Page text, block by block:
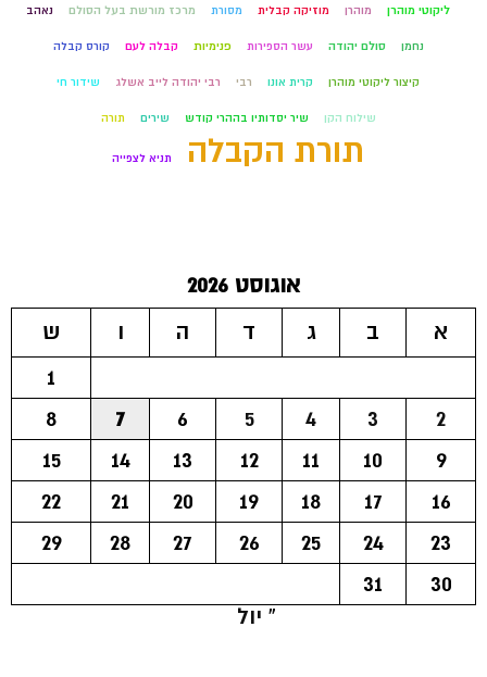
ליקוטי מוהרן מוהרן מוזיקה קבלית מסורת מרכז מורשת בעל הסולם נאהב
נחמן סולם יהודה עשר הספירות פנימיות קבלה לעם קורס קבלה
קיצור ליקוטי מוהרן קרית אונו רבי רבי יהודה לייב אשלג שידור חי
שילוח הקן שיר יסדותיו בההרי קודש שירים תורה
תורת הקבלה תניא לצפייה
אוגוסט 2026
א
ב ג ד ה ו
ש
1
2
3
4
5
6
7
8
9
10
11
12
13
14
15
16
17
18
19
20
21
22
23
24
25
26
27
28
29
30
31
« יול